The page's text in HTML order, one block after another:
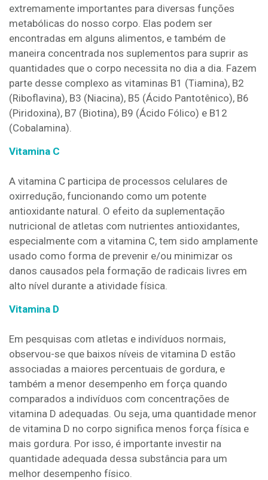
extremamente importantes para diversas funções
metabólicas do nosso corpo. Elas podem ser
encontradas em alguns alimentos, e também de
maneira concentrada nos suplementos para suprir as
quantidades que o corpo necessita no dia a dia. Fazem
parte desse complexo as vitaminas B1 (Tiamina), B2
(Riboflavina), B3 (Niacina), B5 (Ácido Pantotênico), B6
(Piridoxina), B7 (Biotina), B9 (Ácido Fólico) e B12
(Cobalamina).
Vitamina C
A vitamina C participa de processos celulares de
oxirredução, funcionando como um potente
antioxidante natural. O efeito da suplementação
nutricional de atletas com nutrientes antioxidantes,
especialmente com a vitamina C, tem sido amplamente
usado como forma de prevenir e/ou minimizar os
danos causados pela formação de radicais livres em
alto nível durante a atividade física.
Vitamina D
Em pesquisas com atletas e indivíduos normais,
observou-se que baixos níveis de vitamina D estão
associadas a maiores percentuais de gordura, e
também a menor desempenho em força quando
comparados a indivíduos com concentrações de
vitamina D adequadas. Ou seja, uma quantidade menor
de vitamina D no corpo significa menos força física e
mais gordura. Por isso, é importante investir na
quantidade adequada dessa substância para um
melhor desempenho físico.